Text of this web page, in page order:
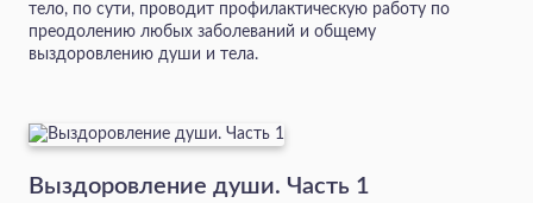
тело, по сути, проводит профилактическую работу по
преодолению любых заболеваний и общему
выздоровлению души и тела.
Выздоровление души. Часть 1